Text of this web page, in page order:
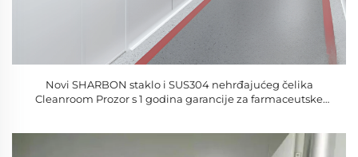
Novi SHARBON staklo i SUS304 nehrđajućeg čelika
Cleanroom Prozor s 1 godina garancije za farmaceutske